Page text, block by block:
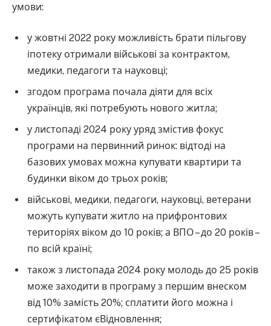
умови:
у жовтні 2022 року можливість брати пільгову
іпотеку отримали військові за контрактом,
медики, педагоги та науковці;
згодом програма почала діяти для всіх
українців, які потребують нового житла;
у листопаді 2024 року уряд змістив фокус
програми на первинний ринок: відтоді на
базових умовах можна купувати квартири та
будинки віком до трьох років;
військові, медики, педагоги, науковці, ветерани
можуть купувати житло на прифронтових
територіях віком до 10 років; а ВПО – до 20 років –
по всій країні;
також з листопада 2024 року молодь до 25 років
може заходити в програму з першим внеском
від 10% замість 20%; сплатити його можна і
сертифікатом єВідновлення;